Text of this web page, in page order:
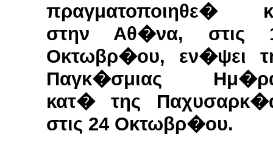
πραγματοποιηθε�
στην Αθ�να, στις
Οκτωβρ�ου, εν�ψει
Παγκ�σμιας
κατ� της
στις 24 Οκτωβρ�ου.